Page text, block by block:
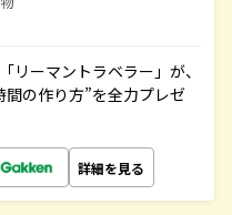
リーマントラベラー」が、
の作り方”を全力プレゼ
詳細を見る